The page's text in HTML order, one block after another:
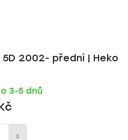
2002- přední | Heko
3-5 dnů